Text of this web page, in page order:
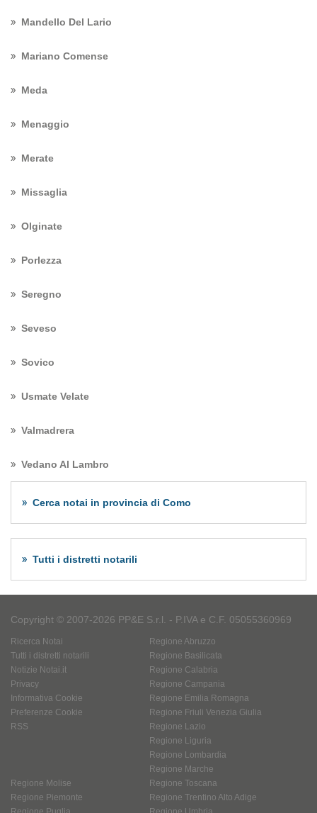
Mandello Del Lario
Mariano Comense
Meda
Menaggio
Merate
Missaglia
Olginate
Porlezza
Seregno
Seveso
Sovico
Usmate Velate
Valmadrera
Vedano Al Lambro
Cerca notai in provincia di Como
Tutti i distretti notarili
Copyright © 2007-2026 PP&E S.r.l. - P.IVA e C.F. 05055360969
Ricerca Notai
Tutti i distretti notarili
Notizie Notai.it
Privacy
Informativa Cookie
Preferenze Cookie
RSS
Regione Abruzzo
Regione Basilicata
Regione Calabria
Regione Campania
Regione Emilia Romagna
Regione Friuli Venezia Giulia
Regione Lazio
Regione Liguria
Regione Lombardia
Regione Marche
Regione Molise
Regione Piemonte
Regione Toscana
Regione Trentino Alto Adige